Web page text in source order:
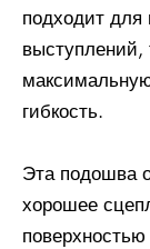
подходит для
выступлений,
гибкость.
Эта подошва
хорошее
поверхностью